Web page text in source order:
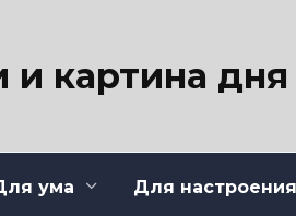
и картина
ума Для настроения